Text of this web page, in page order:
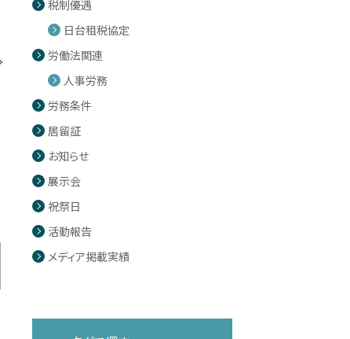
税制優遇
日台租税協定
労働法関連
人事労務
労務条件
居留証
お知らせ
展示会
祝祭日
活動報告
メディア掲載実績